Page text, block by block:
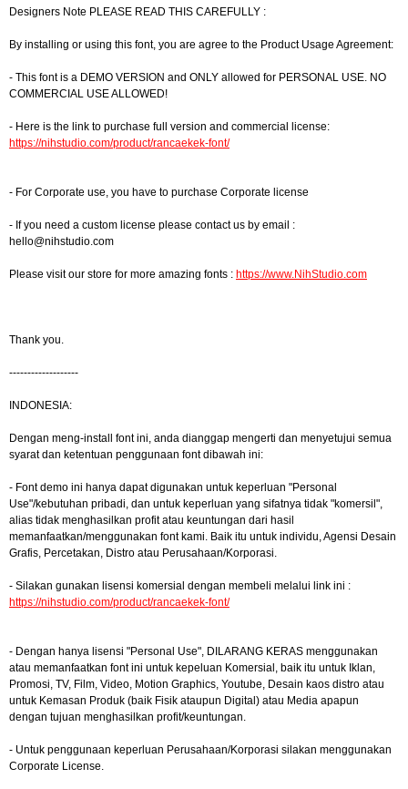
Designers Note PLEASE READ THIS CAREFULLY :
By installing or using this font, you are agree to the Product Usage Agreement:
- This font is a DEMO VERSION and ONLY allowed for PERSONAL USE. NO
COMMERCIAL USE ALLOWED!
- Here is the link to purchase full version and commercial license:
https://nihstudio.com/product/rancaekek-font/
- For Corporate use, you have to purchase Corporate license
- If you need a custom license please contact us by email :
hello@nihstudio.com
Please visit our store for more amazing fonts : https://www.NihStudio.com
Thank you.
-------------------
INDONESIA:
Dengan meng-install font ini, anda dianggap mengerti dan menyetujui semua
syarat dan ketentuan penggunaan font dibawah ini:
- Font demo ini hanya dapat digunakan untuk keperluan "Personal
Use"/kebutuhan pribadi, dan untuk keperluan yang sifatnya tidak "komersil",
alias tidak menghasilkan profit atau keuntungan dari hasil
memanfaatkan/menggunakan font kami. Baik itu untuk individu, Agensi Desain
Grafis, Percetakan, Distro atau Perusahaan/Korporasi.
- Silakan gunakan lisensi komersial dengan membeli melalui link ini :
https://nihstudio.com/product/rancaekek-font/
- Dengan hanya lisensi "Personal Use", DILARANG KERAS menggunakan
atau memanfaatkan font ini untuk kepeluan Komersial, baik itu untuk Iklan,
Promosi, TV, Film, Video, Motion Graphics, Youtube, Desain kaos distro atau
untuk Kemasan Produk (baik Fisik ataupun Digital) atau Media apapun
dengan tujuan menghasilkan profit/keuntungan.
- Untuk penggunaan keperluan Perusahaan/Korporasi silakan menggunakan
Corporate License.